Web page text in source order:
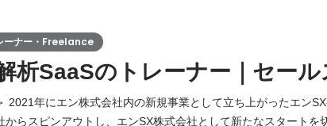
ーナー・Freelance
析SaaSのトレーナー｜セール
2021年にエン株式会社内の新規事業として立ち上がったエン
からスピンアウトし、エンSX株式会社として新たなスタートを